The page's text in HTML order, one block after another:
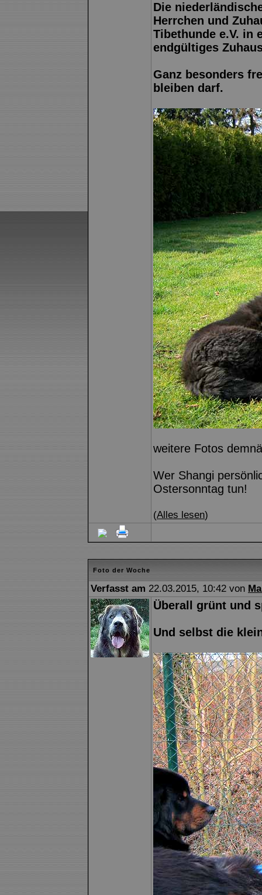
Die
Herrchen und
Tibethunde e.V. in
endgültiges
Ganz besonders
bleiben darf.
weitere Fotos
Wer Shangi
Ostersonntag tun!
(Alles lesen)
Foto der Woche
Verfasst am 22.03.2015, 10:42 von
Überall grünt und
Und selbst die